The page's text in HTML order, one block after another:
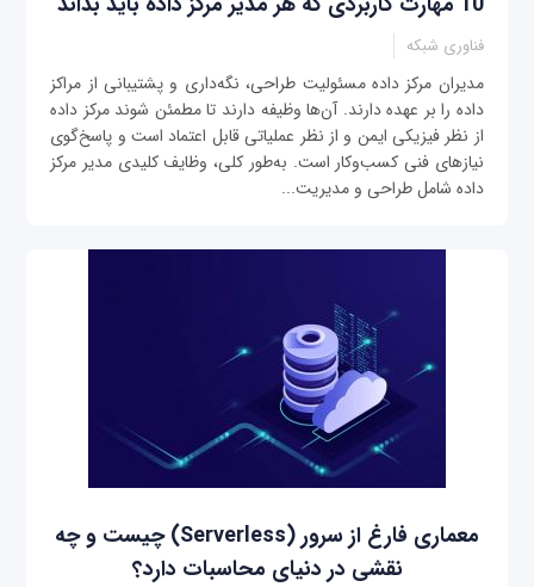
فناوری شبکه
مدیران مرکز داده مسئولیت طراحی، نگه‌داری و پشتیبانی از مراکز
داده را بر عهده دارند. آن‌ها وظیفه دارند تا مطمئن شوند مرکز داده
از نظر فیزیکی ایمن و از نظر عملیاتی قابل اعتماد است و پاسخ‌گوی
نیازهای فنی کسب‌و‌کار است. به‌طور کلی، وظایف کلیدی مدیر مرکز
داده شامل طراحی و مدیریت...
معماری فارغ از سرور (Serverless) چیست و چه
نقشی در دنیای محاسبات دارد؟